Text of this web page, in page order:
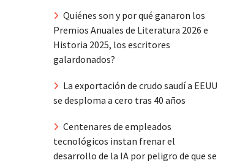
Quiénes son y por qué ganaron los
Premios Anuales de Literatura 2026 e
Historia 2025, los escritores
galardonados?
La exportación de crudo saudí a EEUU
se desploma a cero tras 40 años
Centenares de empleados
tecnológicos instan frenar el
desarrollo de la IA por peligro de que se